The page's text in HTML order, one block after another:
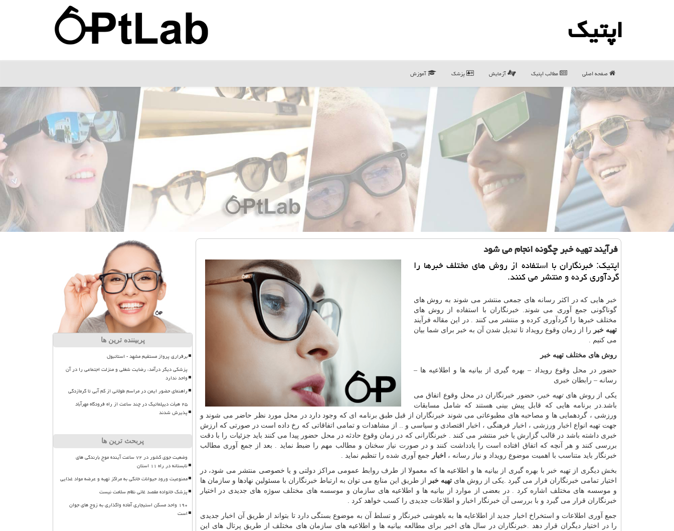
اپتیك
صفحه اصلی مطالب اپتیك آزمایش پزشک آموزش
فرآیند تهیه خبر چگونه انجام می شود
اپتیك: خبرنگاران با استفاده از روش های مختلف خبرها را
گردآوری كرده و منتشر می كنند.
خبر هایی که در اکثر رسانه های جمعی منتشر می شوند به روش های
گوناگونی جمع آوری می شوند. خبرنگاران با استفاده از روش های
مختلف خبرها را گردآوری کرده و منتشر می کنند . در این مقاله فرآیند
تهیه خبر را از زمان وقوع رویداد تا تبدیل شدن آن به خبر برای شما بیان
می کنیم .
روش های مختلف تهیه خبر
حضور در محل وقوع رویداد – بهره گیری از بیانیه ها و اطلاعیه ها –
رسانه – رابطان خبری
یکی از روش هایتهیه خبر ، حضور خبرنگاران در محل وقوع اتفاق می
باشد.در برنامه هایی که قابل پیش بینی هستند که شامل مسابقات
ورزشی ، گردهمایی ها و مصاحبه های مطبوعاتی می شوند خبرنگاران از قبل طبق برنامه ای که وجود دارد در محل مورد نظر حاضر می شوند و
جهت تهیه انواع اخبار ورزشی ، اخبار فرهنگی ، اخبار اقتصادی و سیاسی و .. از مشاهدات و تمامی اتفاقاتی که رخ داده است در صورتی که ارزش
خبری داشته باشد در قالب گزارش یا خبر منتشر می کنند . خبرنگارانی که در زمان وقوع حادثه در محل حضور پیدا می کنند باید جزئیات را با دقت
بررسی کنند و هر آنچه که اتفاق افتاده است را یادداشت کنند و در صورت نیاز سخنان و مطالب مهم را ضبط نماید . بعد از جمع آوری مطالب
خبرنگار باید متناسب با اهمیت موضوع رویداد و نیاز رسانه ، اخبار جمع آوری شده را تنظیم نماید .
بخش دیگری از تهیه خبر با بهره گیری از بیانیه ها و اطلاعیه ها که معمولا از طرف روابط عمومی مراکز دولتی و یا خصوصی منتشر می شود، در
اختیار تمامی خبرنگاران قرار می گیرد .یکی از روش های تهیه خبر از طریق این منابع می توان به ارتباط خبرنگاران با مسئولین نهادها و سازمان ها
و موسسه های مختلف اشاره کرد . در بعضی از موارد از بیانیه ها و اطلاعیه های سازمان و موسسه های مختلف سوژه های جدیدی در اختیار
خبرنگاران قرار می گیرد و با بررسی آن خبرنگار اخبار و اطلاعات جدیدی را کسب خواهد کرد .
جمع آوری اطلاعات و استخراخ اخبار جدید از اطلاعایه ها به باهوشی خبرنگار و تسلط آن به موضوع بستگی دارد تا بتواند از طریق آن اخبار جدیدی
را در اختیار دیگران قرار دهد .خبرنگاران در سال های اخیر برای مطالعه بیانیه ها و اطلاعیه های سازمان های مختلف از طریق پرتال های این
پربیننده ترین ها
برقراری پرواز مستقیم مشهد - استانبول
پزشکی دیگر درآمد، رضایت شغلی و منزلت اجتماعی را در آن
واحد ندارد
راهنمای حضور ایمن در مراسم طولانی از کم آبی تا گرمازدگی
۲۵ هیأت دیپلماتیک در چند ساعت از راه فرودگاه مهرآباد
پذیرش شدند
پربحث ترین ها
وضعیت جوی کشور در ۷۲ ساعت آینده موج بارندگی های
تابستانه در راه ۱۱ استان
ممنوعیت ورود حیوانات خانگی به مراکز تهیه و عرضه مواد غذایی
پزشک خانواده مقصد غائی نظام سلامت نیست
۱۹۰ واحد مسکن استیجاری آماده واگذاری به زوج های جوان
است